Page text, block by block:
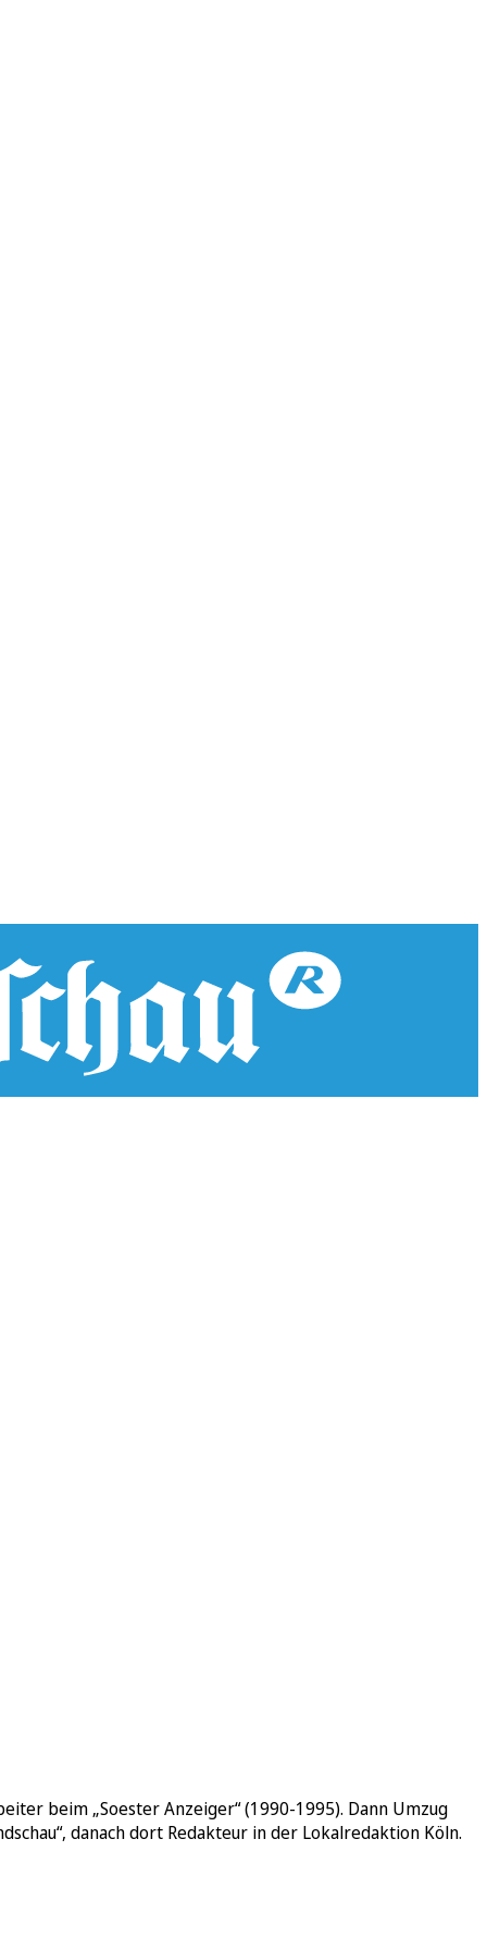
beim „Soester Anzeiger“ (1990-1995). Dann Umzug
danach dort Redakteur in der Lokalredaktion Köln.